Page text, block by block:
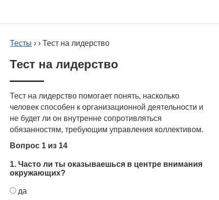
Тесты › › Тест на лидерство
Тест на лидерство
Тест на лидерство помогает понять, насколько
человек способен к организационной деятельности и
не будет ли он внутренне сопротивляться
обязанностям, требующим управления коллективом.
Вопрос 1 из 14
1. Часто ли ты оказываешься в центре внимания
окружающих?
да